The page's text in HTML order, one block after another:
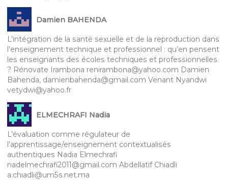
Damien BAHENDA
L’intégration de la santé sexuelle et de la reproduction dans
l’enseignement technique et professionnel : qu’en pensent
les enseignants des écoles techniques et professionnelles
? Rénovate Irambona renirambona@yahoo.com Damien
Bahenda, damienbahenda@gmail.com Venant Nyandwi
vetydwi@yahoo.fr
ELMECHRAFI Nadia
L’évaluation comme régulateur de
l’apprentissage/enseignement contextualisés
authentiques Nadia Elmechrafi
nadelmechrafi2011@gmail.com Abdellatif Chiadli
a.chiadli@um5s.net.ma